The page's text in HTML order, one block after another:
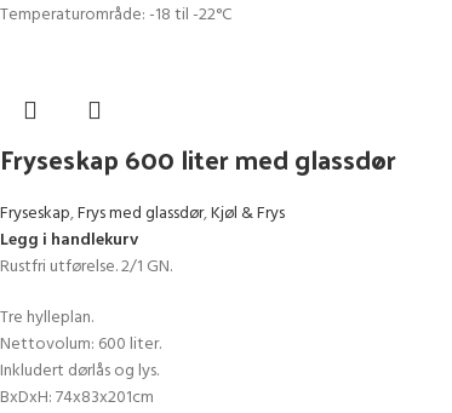
Temperaturområde: -18 til -22°C
Fryseskap 600 liter med glassdør
Fryseskap,Frys med glassdør,Kjøl & Frys
Legg i handlekurv
Rustfri utførelse. 2/1 GN.
Tre hylleplan.
Nettovolum: 600 liter.
Inkludert dørlås og lys.
BxDxH: 74x83x201cm